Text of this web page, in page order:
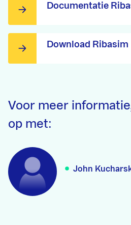
Documentatie
Download Ribasim
Voor meer
op met:
John